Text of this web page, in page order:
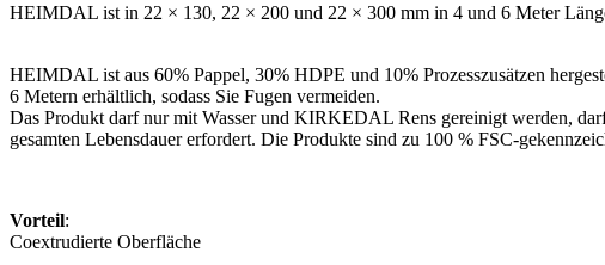
HEIMDAL ist in 22 × 130, 22 × 200 und 22 × 300 mm in 4 und 6 Meter
HEIMDAL ist aus 60% Pappel, 30% HDPE und 10% Prozesszusätzen
6 Metern erhältlich, sodass Sie Fugen vermeiden.
Das Produkt darf nur mit Wasser und KIRKEDAL Rens gereinigt werden,
gesamten Lebensdauer erfordert. Die Produkte sind zu 100 % FSC-
Vorteil:
Coextrudierte Oberfläche